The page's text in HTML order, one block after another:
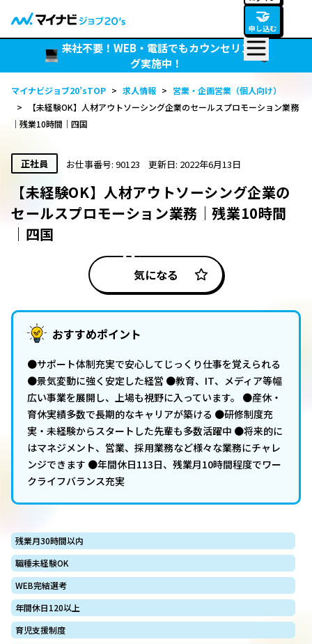
🤝
申し込む
来社不要！WEB・電話でもカウンセリン
グ実施中！
マイナビジョブ20’sTOP > 求人情報 > 営業・企画営業（個人向け）
>
【未経験OK】人材アウトソーシング企業のセールスプロモーション業務
｜残業10時間｜四国
正社員 お仕事番号: 90123 更新日: 2022年6月13日
【未経験OK】人材アウトソーシング企業の
セールスプロモーション業務｜残業10時間
｜四国
気になる
おすすめポイント
●サポート体制充実で安心してじっくり仕事を覚えられる
●景気変動に強く安定した経営 ●教育、IT、メディア等幅
広い事業を展開し、上場も視野に入っています。 ●産休・
育休実績多数で長期的なキャリアが築ける ●研修制度充
実・未経験からスタートした先輩も多数活躍中 ●将来的に
はマネジメント、営業、採用業務など様々な業務にチャレ
ンジできます ●年間休日113日、残業月10時間程度でワー
クライフバランス充実
残業月30時間以内
職種未経験OK
WEB完結選考
年間休日120以上
育児支援制度